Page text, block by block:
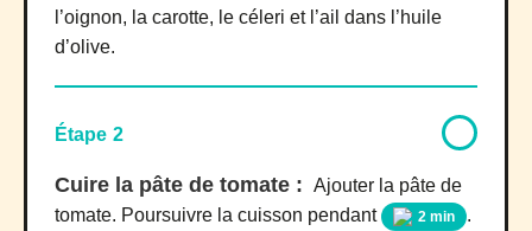
l’oignon, la carotte, le céleri et l’ail dans l’huile
d’olive.
Étape 2
Cuire la pâte de tomate : Ajouter la pâte de
tomate. Poursuivre la cuisson pendant
2 min .